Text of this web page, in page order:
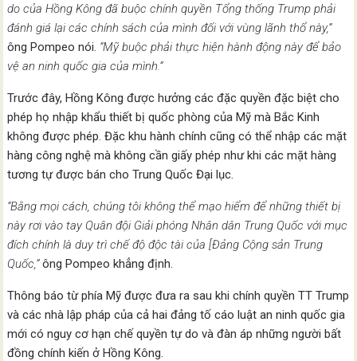
do của Hồng Kông đã buộc chính quyền Tổng thống Trump phải
đánh giá lại các chính sách của mình đối với vùng lãnh thổ này,”
ông Pompeo nói. “Mỹ buộc phải thực hiện hành động này để bảo
vệ an ninh quốc gia của mình.”
Trước đây, Hồng Kông được hưởng các đặc quyền đặc biệt cho
phép họ nhập khẩu thiết bị quốc phòng của Mỹ mà Bắc Kinh
không được phép. Đặc khu hành chính cũng có thể nhập các mặt
hàng công nghệ mà không cần giấy phép như khi các mặt hàng
tương tự được bán cho Trung Quốc Đại lục.
“Bằng mọi cách, chúng tôi không thể mạo hiểm để những thiết bị
này rơi vào tay Quân đội Giải phóng Nhân dân Trung Quốc với mục
đích chính là duy trì chế độ độc tài của [Đảng Cộng sản Trung
Quốc,”ông Pompeo khẳng định.
Thông báo từ phía Mỹ được đưa ra sau khi chính quyền TT Trump
và các nhà lập pháp của cả hai đảng tố cáo luật an ninh quốc gia
mới có nguy cơ hạn chế quyền tự do và đàn áp những người bất
đồng chính kiến ở Hồng Kông.